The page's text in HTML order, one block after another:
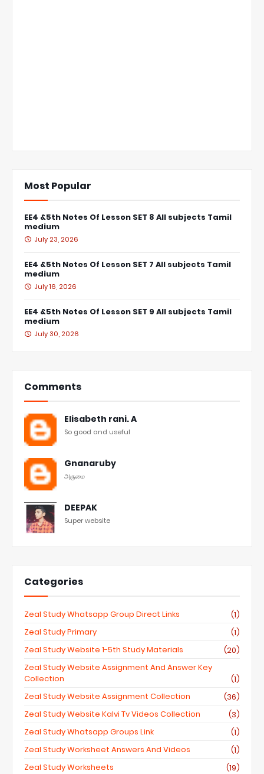
Most Popular
EE4 &5th Notes Of Lesson SET 8 All subjects Tamil
medium
July 23, 2026
EE4 &5th Notes Of Lesson SET 7 All subjects Tamil
medium
July 16, 2026
EE4 &5th Notes Of Lesson SET 9 All subjects Tamil
medium
July 30, 2026
Comments
Elisabeth rani. A
So good and useful
Gnanaruby
அருமை
DEEPAK
Super website
Categories
Zeal Study Whatsapp Group Direct Links
(1)
Zeal Study Primary
(1)
Zeal Study Website 1-5th Study Materials
(20)
Zeal Study Website Assignment And Answer Key
Collection
(1)
Zeal Study Website Assignment Collection
(36)
Zeal Study Website Kalvi Tv Videos Collection
(3)
Zeal Study Whatsapp Groups Link
(1)
Zeal Study Worksheet Answers And Videos
(1)
Zeal Study Worksheets
(19)